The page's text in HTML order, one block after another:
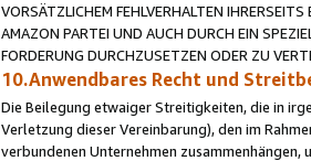
VORSÄTZLICHEM FEHLVERHALTEN
AMAZON PARTEI UND AUCH DURCH EIN
FORDERUNG DURCHZUSETZEN ODER ZU
10.Anwendbares Recht und
Die Beilegung etwaiger Streitigkeiten, die in
Verletzung dieser Vereinbarung), den im
verbundenen Unternehmen